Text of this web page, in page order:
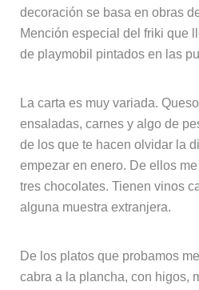
decoración se basa en obras
Mención especial del friki que
de playmobil pintados en las
La carta es muy variada.
ensaladas, carnes y algo de
de los que te hacen olvidar la
empezar en enero. De ellos
tres chocolates. Tienen vinos
alguna muestra extranjera.
De los platos que probamos
cabra a la plancha, con higos,